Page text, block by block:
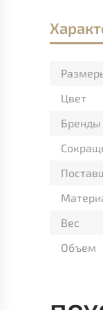
Цвет
Бренды
Вес
Объем